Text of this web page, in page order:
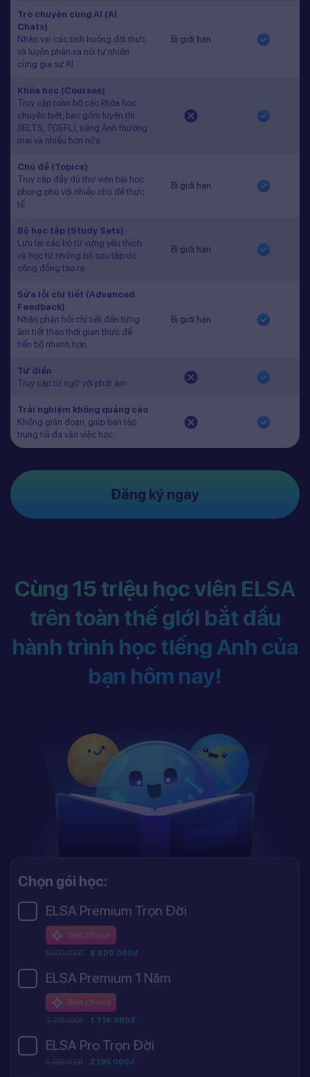
Trò chuyện cùng AI (AI
Chats)
Nhập vai các tình huống đời thực
và luyện phản xạ nói tự nhiên
cùng gia sư AI.
Bị giới hạn
Khóa học (Courses)
Truy cập toàn bộ các khóa học
chuyên biệt, bao gồm luyện thi
(IELTS, TOEFL), tiếng Anh thương
mại và nhiều hơn nữa.
Chủ đề (Topics)
Truy cập đầy đủ thư viện bài học
phong phú với nhiều chủ đề thực
tế.
Bị giới hạn
Bộ học tập (Study Sets)
Lưu lại các bộ từ vựng yêu thích
và học từ những bộ sưu tập do
cộng đồng tạo ra.
Bị giới hạn
Sửa lỗi chi tiết (Advanced
Feedback)
Nhận phản hồi chi tiết đến từng
âm tiết theo thời gian thực để
tiến bộ nhanh hơn.
Bị giới hạn
Từ điển
Truy cập từ ngữ với phát âm
Trải nghiệm không quảng cáo
Không gián đoạn, giúp bạn tập
trung tối đa vào việc học.
Đăng ký ngay
Cùng 15 triệu học viên ELSA
trên toàn thế giới bắt đầu
hành trình học tiếng Anh của
bạn hôm nay!
Chọn gói học:
ELSA Premium Trọn Đời
Best choice
8.800.000đ 8.800.000đ
ELSA Premium 1 Năm
Best choice
2.745.000đ 1.716.000đ
ELSA Pro Trọn Đời
3.395.000đ 2.195.000đ